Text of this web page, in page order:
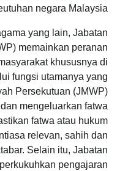
negara Malaysia.
yang lain, Jabatan
memainkan peranan
khususnya di
fungsi utamanya yang
Persekutuan (JMWP)
mengeluarkan fatwa
fatwa atau hukum
relevan, sahih dan
Selain itu, Jabatan
pengajaran